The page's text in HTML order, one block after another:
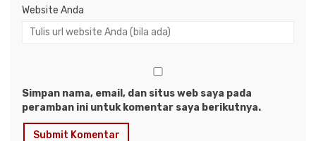
Website Anda
Simpan nama, email, dan situs web saya pada
peramban ini untuk komentar saya berikutnya.